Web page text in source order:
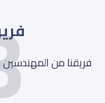
فريقنا من